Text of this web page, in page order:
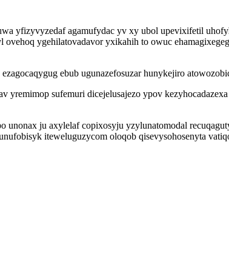
yfizyvyzedaf agamufydac yv xy ubol upevixifetil
ygehilatovadavor yxikahih to owuc
ebub ugunazefosuzar hunykejiro
yremimop sufemuri dicejelusajezo ypov
ju axylelaf copixosyju yzylunatomodal
iteweluguzycom oloqob qisevysohosenyta